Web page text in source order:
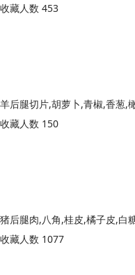
收藏人数 453
羊后腿切片,胡萝卜,青椒,香葱,
收藏人数 150
猪后腿肉,八角,桂皮,橘子皮,白
收藏人数 1077